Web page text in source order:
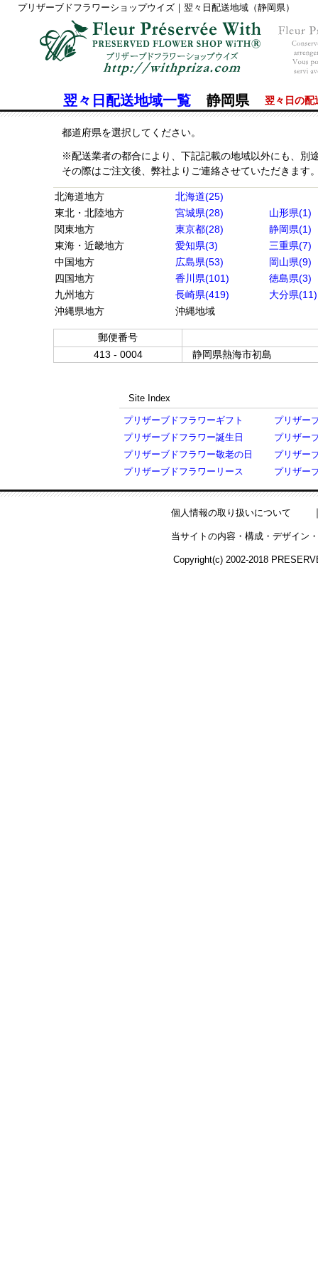
プリザーブドフラワーショップウイズ｜翌々日配送地域（静岡県）
翌々日配送地域一覧 静岡県 翌々日の配
都道府県を選択してください。
※配送業者の都合により、下記記載の地域以外にも、別
その際はご注文後、弊社よりご連絡させていただきます
北海道地方
北海道(25)
東北・北陸地方
宮城県(28)
山形県(1)
関東地方
東京都(28)
静岡県(1)
東海・近畿地方
愛知県(3)
三重県(7)
中国地方
広島県(53)
岡山県(9)
四国地方
香川県(101)
徳島県(3)
九州地方
長崎県(419)
大分県(11)
沖縄県地方
沖縄地域
郵便番号
413 - 0004
静岡県熱海市初島
Site Index
プリザーブドフラワーギフト
プリザー
プリザーブドフラワー誕生日
プリザー
プリザーブドフラワー敬老の日
プリザー
プリザーブドフラワーリース
プリザー
個人情報の取り扱いについて
当サイトの内容・構成・デザイン
Copyright(c) 2002-2018